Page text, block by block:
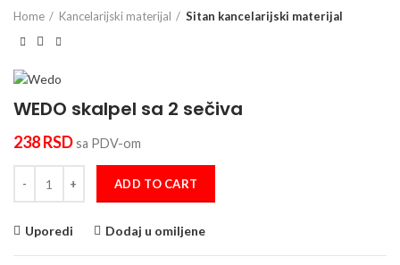
Home Kancelarijski materijal Sitan kancelarijski materijal
WEDO skalpel sa 2 sečiva
238RSDsa PDV-om
ADD TO CART
Uporedi Dodaj u omiljene